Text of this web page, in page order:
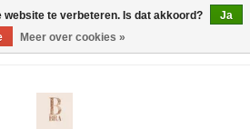
website te verbeteren. Is dat akkoord?
Ja
Meer over cookies »
werkt met EU maten. .